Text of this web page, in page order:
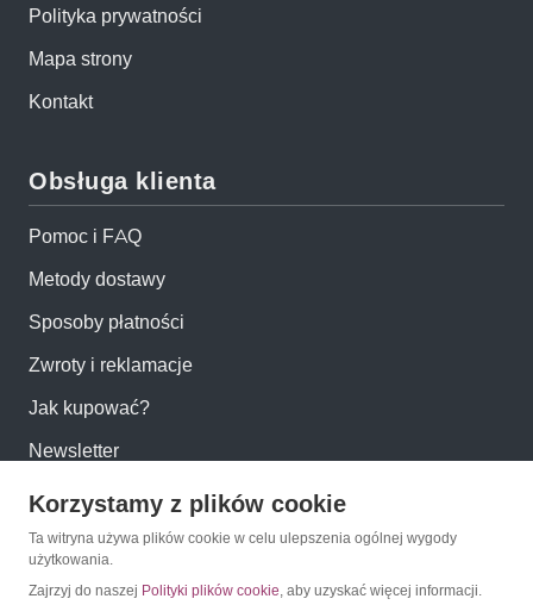
Polityka prywatności
Mapa strony
Kontakt
Obsługa klienta
Pomoc i FAQ
Metody dostawy
Sposoby płatności
Zwroty i reklamacje
Jak kupować?
Newsletter
Konto
Moje konto
Korzystamy z plików cookie
Ta witryna używa plików cookie w celu ulepszenia ogólnej wygody
użytkowania.
Zajrzyj do naszej Polityki plików cookie, aby uzyskać więcej informacji.